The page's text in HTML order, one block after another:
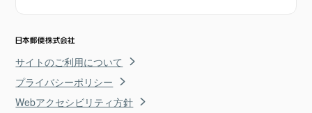
サイトのご利用について
プライバシーポリシー
Webアクセシビリティ方針